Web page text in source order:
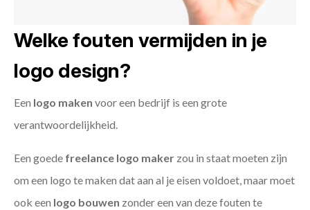
Welke fouten vermijden in je
logo design?
Een logo maken voor een bedrijf is een grote
verantwoordelijkheid.
Een goede freelance logo maker zou in staat moeten zijn
om een logo te maken dat aan al je eisen voldoet, maar moet
ook een logo bouwen zonder een van deze fouten te